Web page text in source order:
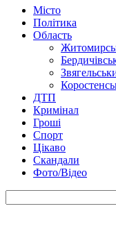
Місто
Політика
Область
ДТП
Кримінал
Гроші
Спорт
Цікаво
Скандали
Фото/Відео